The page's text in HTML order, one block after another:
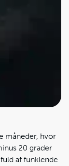
måneder, hvor
20 grader
af funklende